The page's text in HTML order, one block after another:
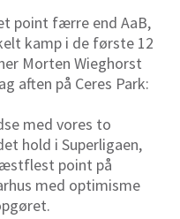
point færre end AaB,
kamp i de første 12
Morten Wieghorst
aften på Ceres Park:
med vores to
hold i Superligaen,
point på
med optimisme